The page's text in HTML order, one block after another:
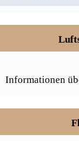
Informationen